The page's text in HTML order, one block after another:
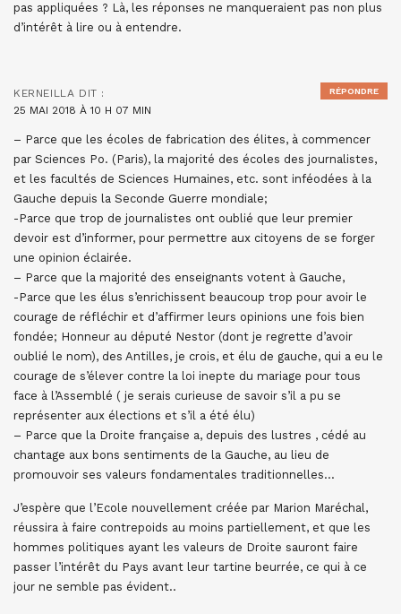
pas appliquées ? Là, les réponses ne manqueraient pas non plus
d’intérêt à lire ou à entendre.
KERNEILLA DIT :
25 MAI 2018 À 10 H 07 MIN
– Parce que les écoles de fabrication des élites, à commencer
par Sciences Po. (Paris), la majorité des écoles des journalistes,
et les facultés de Sciences Humaines, etc. sont inféodées à la
Gauche depuis la Seconde Guerre mondiale;
-Parce que trop de journalistes ont oublié que leur premier
devoir est d’informer, pour permettre aux citoyens de se forger
une opinion éclairée.
– Parce que la majorité des enseignants votent à Gauche,
-Parce que les élus s’enrichissent beaucoup trop pour avoir le
courage de réfléchir et d’affirmer leurs opinions une fois bien
fondée; Honneur au député Nestor (dont je regrette d’avoir
oublié le nom), des Antilles, je crois, et élu de gauche, qui a eu le
courage de s’élever contre la loi inepte du mariage pour tous
face à l’Assemblé ( je serais curieuse de savoir s’il a pu se
représenter aux élections et s’il a été élu)
– Parce que la Droite française a, depuis des lustres , cédé au
chantage aux bons sentiments de la Gauche, au lieu de
promouvoir ses valeurs fondamentales traditionnelles…
J’espère que l’Ecole nouvellement créée par Marion Maréchal,
réussira à faire contrepoids au moins partiellement, et que les
hommes politiques ayant les valeurs de Droite sauront faire
passer l’intérêt du Pays avant leur tartine beurrée, ce qui à ce
jour ne semble pas évident..
RÉPONDRE